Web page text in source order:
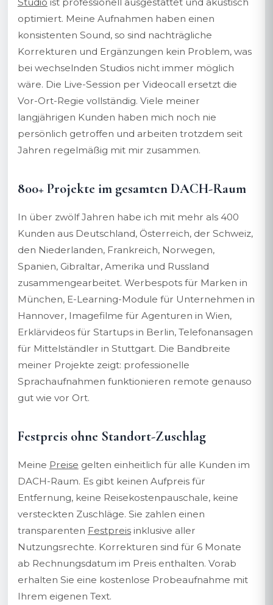
Studio ist professionell ausgestattet und akustisch
optimiert. Meine Aufnahmen haben einen
konsistenten Sound, so sind nachträgliche
Korrekturen und Ergänzungen kein Problem, was
bei wechselnden Studios nicht immer möglich
wäre. Die Live-Session per Videocall ersetzt die
Vor-Ort-Regie vollständig. Viele meiner
langjährigen Kunden haben mich noch nie
persönlich getroffen und arbeiten trotzdem seit
Jahren regelmäßig mit mir zusammen.
800+ Projekte im gesamten DACH-Raum
In über zwölf Jahren habe ich mit mehr als 400
Kunden aus Deutschland, Österreich, der Schweiz,
den Niederlanden, Frankreich, Norwegen,
Spanien, Gibraltar, Amerika und Russland
zusammengearbeitet. Werbespots für Marken in
München, E-Learning-Module für Unternehmen in
Hannover, Imagefilme für Agenturen in Wien,
Erklärvideos für Startups in Berlin, Telefonansagen
für Mittelständler in Stuttgart. Die Bandbreite
meiner Projekte zeigt: professionelle
Sprachaufnahmen funktionieren remote genauso
gut wie vor Ort.
Festpreis ohne Standort-Zuschlag
Meine Preise gelten einheitlich für alle Kunden im
DACH-Raum. Es gibt keinen Aufpreis für
Entfernung, keine Reisekostenpauschale, keine
versteckten Zuschläge. Sie zahlen einen
transparenten Festpreisinklusive aller
Nutzungsrechte. Korrekturen sind für 6 Monate
ab Rechnungsdatum im Preis enthalten. Vorab
erhalten Sie eine kostenlose Probeaufnahme mit
Ihrem eigenen Text.